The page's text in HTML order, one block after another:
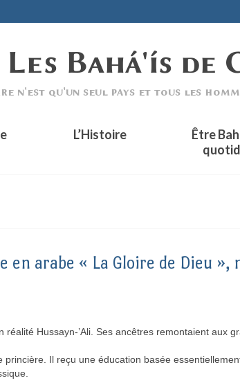
L’Histoire
Être
en arabe « La Gloire de Dieu
réalité Hussayn-’Ali. Ses ancêtres remontaient aux
princière. Il reçu une éducation basée